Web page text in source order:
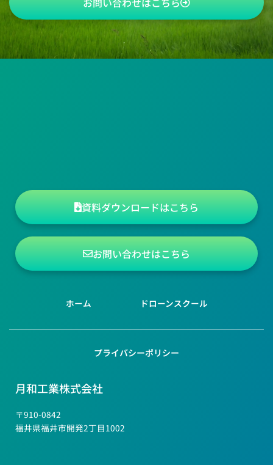
資料ダウンロードはこちら
お問い合わせはこちら
ホーム ドローンスクール
月和工業株式会社
〒910-0842
福井県福井市開発2丁目1002
プライバシーポリシー